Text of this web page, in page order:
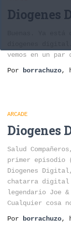
Diogenes
vemos en un par
Por
borrachuzo,
ARCADE
Diogenes
Salud
primer episodio
Diogenes
chatarra digital
legendario Joe
Cualquier cosa
Por
borrachuzo,